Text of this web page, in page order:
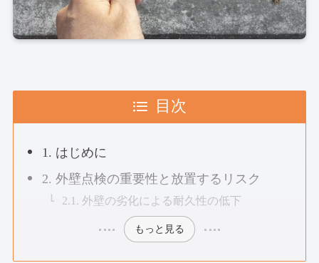
目次
1. はじめに
2. 外壁点検の重要性と放置するリスク
2.1. 外壁の劣化による耐久性の低下
もっと見る